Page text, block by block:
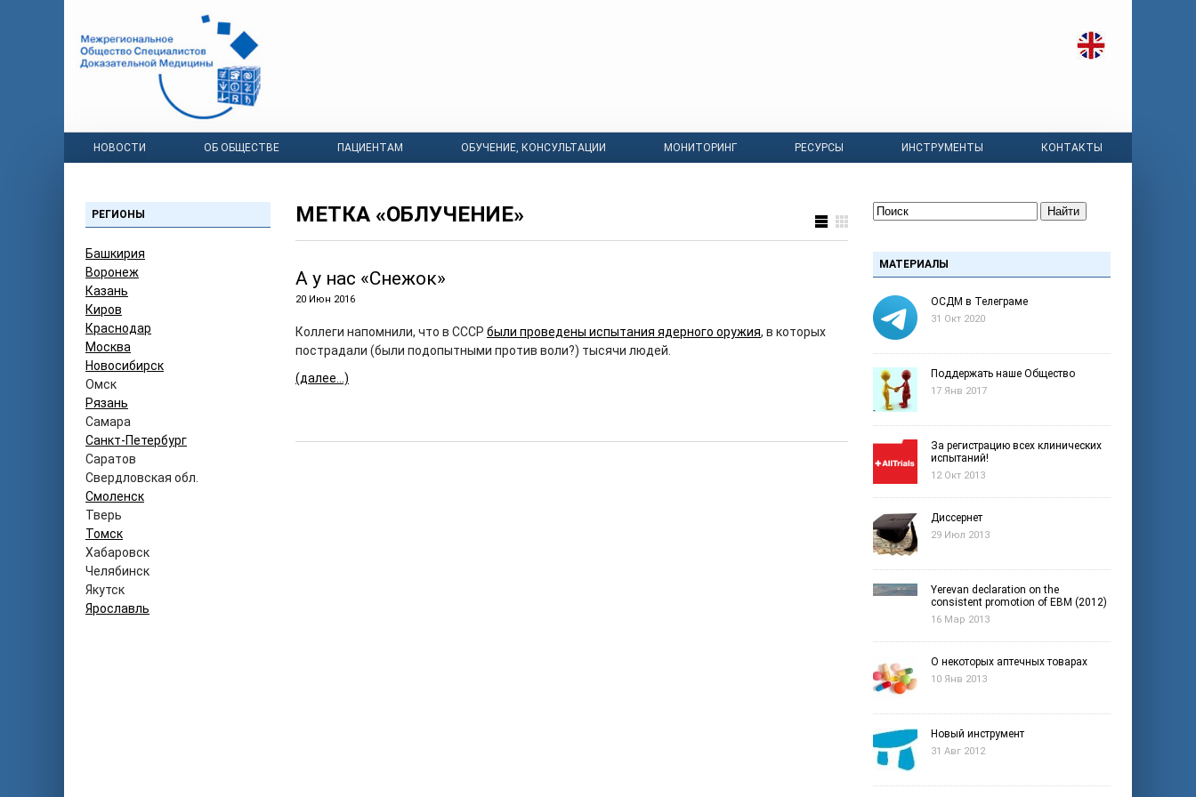
НОВОСТИ ОБ ОБЩЕСТВЕ ПАЦИЕНТАМ ОБУЧЕНИЕ, КОНСУЛЬТАЦИИ МОНИТОРИНГ РЕСУРСЫ ИНСТРУМЕНТЫ КОНТАКТЫ
РЕГИОНЫ
Башкирия
Воронеж
Казань
Киров
Краснодар
Москва
Новосибирск
Омск
Рязань
Самара
Санкт-Петербург
Саратов
Свердловская обл.
Смоленск
Тверь
Томск
Хабаровск
Челябинск
Якутск
Ярославль
МЕТКА «ОБЛУЧЕНИЕ»
А у нас «Снежок»
20 Июн 2016
Коллеги напомнили, что в СССР были проведены испытания ядерного оружия, в которых
пострадали (были подопытными против воли?) тысячи людей.
(далее…)
Найти
МАТЕРИАЛЫ
ОСДМ в Телеграме
31 Окт 2020
Поддержать наше Общество
17 Янв 2017
За регистрацию всех клинических
испытаний!
12 Окт 2013
Диссернет
29 Июл 2013
Yerevan declaration on the
consistent promotion of EBM (2012)
16 Мар 2013
О некоторых аптечных товарах
10 Янв 2013
Новый инструмент
31 Авг 2012